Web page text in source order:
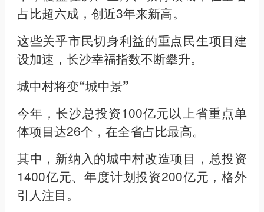
占比超六成，创近3年来新高。
这些关乎市民切身利益的重点民生项目建
设加速，长沙幸福指数不断攀升。
城中村将变“城中景”
今年，长沙总投资100亿元以上省重点单
体项目达26个，在全省占比最高。
其中，新纳入的城中村改造项目，总投资
1400亿元、年度计划投资200亿元，格外
引人注目。